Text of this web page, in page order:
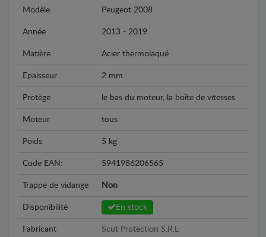
Modèle Peugeot 2008
Année 2013 - 2019
Matière Acier thermolaqué
Epaisseur 2 mm
Protège le bas du moteur, la boîte de vitesses
Moteur tous
Poids 5 kg
Code EAN: 5941986206565
Trappe de vidange Non
Disponibilité En stock
Fabricant Scut Protection S.R.L